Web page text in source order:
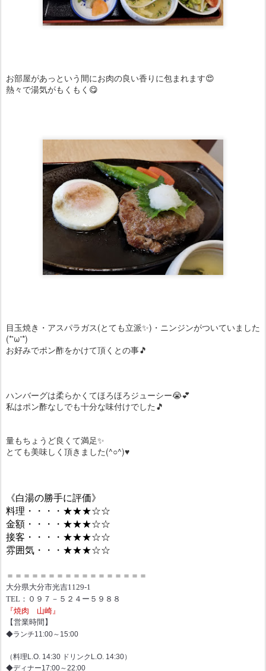
お部屋があっという間にお肉の良い香りに包まれます😍
熱々で湯気がもくもく😋
目玉焼き・アスパラガス(とても立派✨)・ニンジンがついていました
(*'ω'*)
お好みでポン酢をかけて頂くとの事🎵
ハンバーグは柔らかくてほろほろジューシー😭💕
私はポン酢なしでも十分な味付けでした🎵
量もちょうど良くて満足✨
とても美味しく頂きました(^○^)♥
《白湯の勝手に評価》
料理・・・・★★★☆☆
金額・・・・★★★☆☆
接客・・・・★★★☆☆
雰囲気・・・★★★☆☆
＝＝＝＝＝＝＝＝＝＝＝＝＝＝＝＝＝
大分県大分市光吉1129-1
TEL：０９７－５２４ー５９８８
『焼肉 山崎』
【営業時間】
◆ランチ11:00～15:00
（料理L.O. 14:30 ドリンクL.O. 14:30）
◆ディナー17:00～22:00